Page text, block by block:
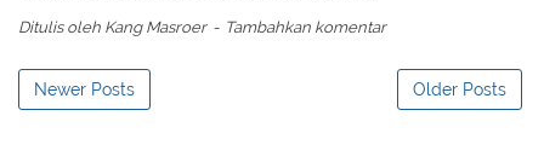
Ditulis oleh Kang Masroer Tambahkan komentar
Newer Posts Older Posts